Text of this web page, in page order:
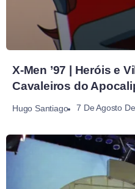
X-Men ’97 | Heróis e
Cavaleiros do
Hugo Santiago 7 De Agosto